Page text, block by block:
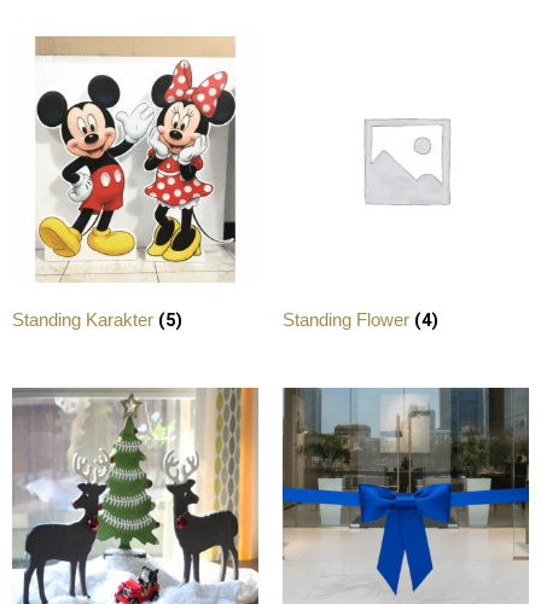
Standing Karakter (5) Standing Flower (4)